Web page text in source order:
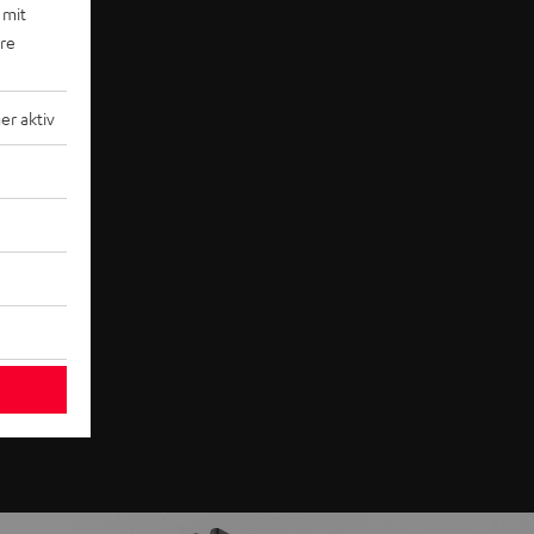
mit
aktiv